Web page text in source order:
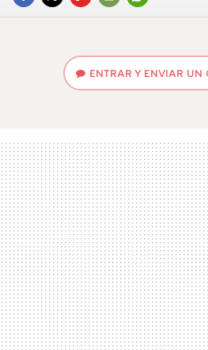
FACEBOOK
TWITTERFLIPBOARD
E-
WHATSAPP
ENTRAR Y ENVIAR UN